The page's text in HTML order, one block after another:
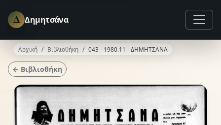
Δ Δημητσάνα
Αρχική Βιβλιοθήκη 043 - 1980.11 - ΔΗΜΗΤΣΑΝΑ
← Βιβλιοθήκη